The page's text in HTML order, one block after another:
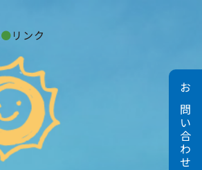
リンク
お問い合わせ